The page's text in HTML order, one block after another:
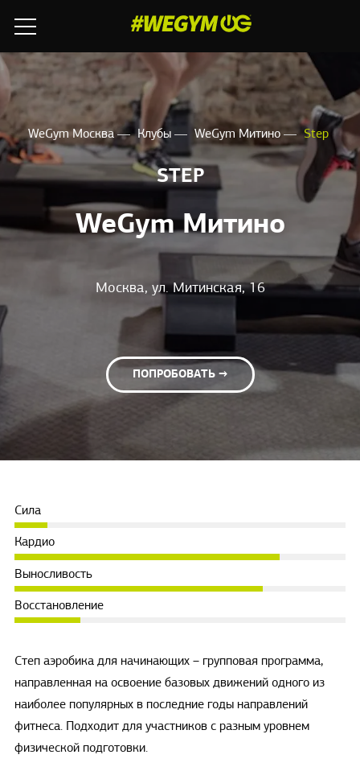
WeGym Москва Клубы WeGym Митино Step
STEP
WeGym Митино
Москва, ул. Митинская, 16
ПОПРОБОВАТЬ →
Сила
Кардио
Выносливость
Восстановление
Степ аэробика для начинающих – групповая программа,
направленная на освоение базовых движений одного из
наиболее популярных в последние годы направлений
фитнеса. Подходит для участников с разным уровнем
физической подготовки.